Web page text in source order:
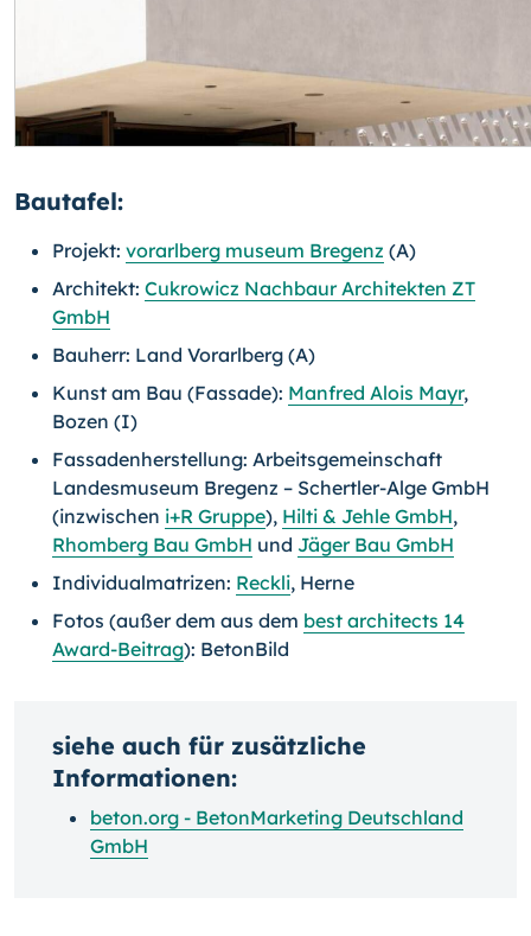
Bautafel:
Projekt: vorarlberg museum Bregenz (A)
Architekt: Cukrowicz Nachbaur Architekten ZT
GmbH
Bauherr: Land Vorarlberg (A)
Kunst am Bau (Fassade): Manfred Alois Mayr,
Bozen (I)
Fassadenherstellung: Arbeitsgemeinschaft
Landesmuseum Bregenz – Schertler-Alge GmbH
(inzwischen i+R Gruppe), Hilti & Jehle GmbH,
Rhomberg Bau GmbH und Jäger Bau GmbH
Individualmatrizen: Reckli, Herne
Fotos (außer dem aus dem best architects 14
Award-Beitrag): BetonBild
siehe auch für zusätzliche
Informationen:
beton.org - BetonMarketing Deutschland
GmbH